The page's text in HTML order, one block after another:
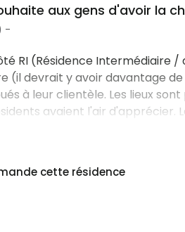
aux gens d'avoir la
-
RI (Résidence
(il devrait y avoir davantage
à leur clientèle. Les lieux
avaient l'air
cette résidence